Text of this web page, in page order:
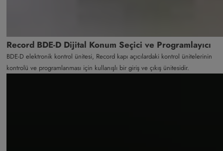
Record BDE-D Dijital Konum Seçici ve Programlayıcı
BDE-D elektronik kontrol ünitesi, Record kapı açıcılardaki kontrol ünitelerinin
kontrolü ve programlanması için kullanışlı bir giriş ve çıkış ünitesidir.